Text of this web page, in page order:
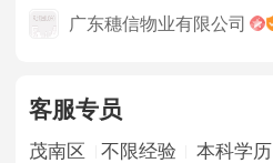
广东穗信物业有限公司
客服专员
茂南区 不限经验 本科学历